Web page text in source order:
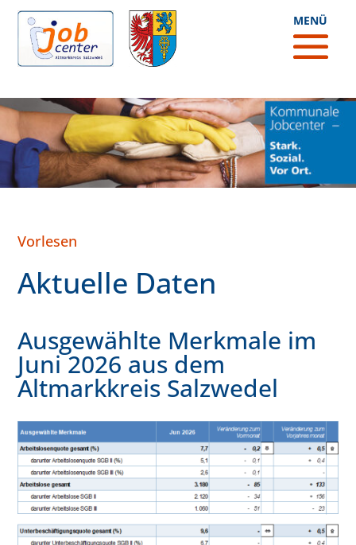
Vorlesen
Aktuelle Daten
Ausgewählte Merkmale im
Juni 2026 aus dem
Altmarkkreis Salzwedel